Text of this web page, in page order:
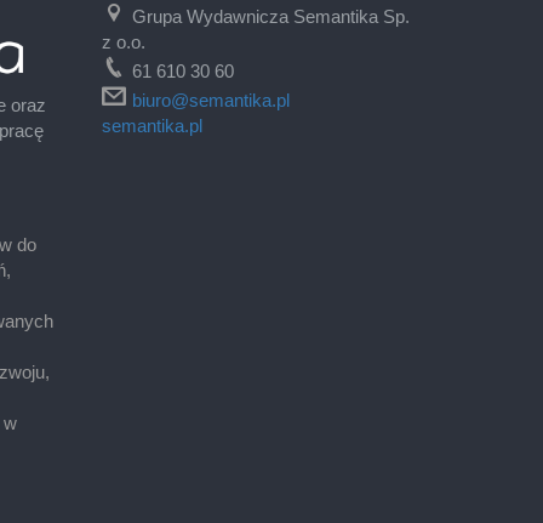
oraz
do
w
Grupa Wydawnicza Semantika Sp.
z o.o.
61 610 30 60
biuro@semantika.pl
semantika.pl